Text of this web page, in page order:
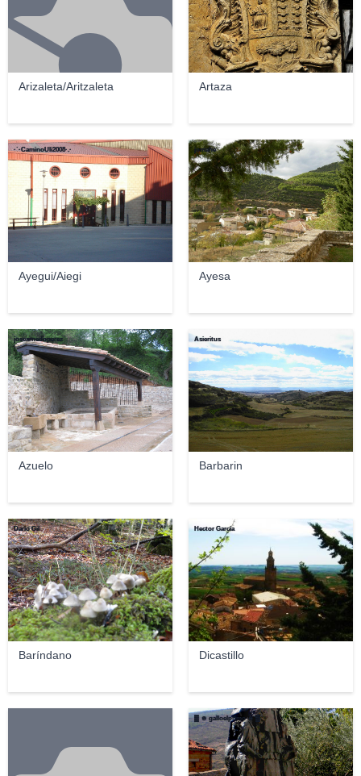
Arizaleta/Aritzaleta Artaza
Ayegui/Aiegi
·˙·CaminoUli2008·.·
Ayesa
jomahe
Azuelo
josearnedoperez
Barbarin
Asieritus
Baríndano
Dario Gil
Dicastillo
Hector Garcia
▓ ☻ galloelprimo ☻ ▓